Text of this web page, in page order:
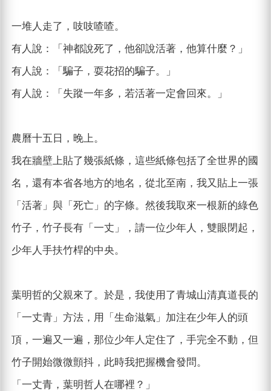
一堆人走了，吱吱喳喳。
有人說：「神都說死了，他卻說活著，他算什麼？」
有人說：「騙子，耍花招的騙子。」
有人說：「失蹤一年多，若活著一定會回來。」
農曆十五日，晚上。
我在牆壁上貼了幾張紙條，這些紙條包括了全世界的國
名，還有本省各地方的地名，從北至南，我又貼上一張
「活著」與「死亡」的字條。然後我取來一根新的綠色
竹子，竹子長有「一丈」，請一位少年人，雙眼閉起，
少年人手扶竹桿的中央。
葉明哲的父親來了。於是，我使用了青城山清真道長的
「一丈青」方法，用「生命滋氣」加注在少年人的頭
頂，一遍又一遍，那位少年人定住了，手完全不動，但
竹子開始微微顫抖，此時我把握機會發問。
「一丈青，葉明哲人在哪裡？」